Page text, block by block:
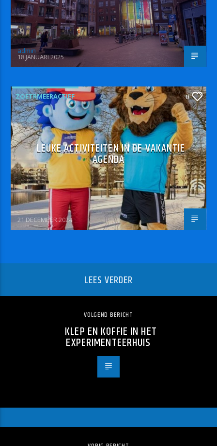
admin
18 JANUARI 2025
ZOETRMEERACTIEF 0
LEUKE ACTIVITEITEN IN DE VAKANTIE
AGENDA
21 DECEMBER 2024
LEES VERDER
VOLGEND BERICHT
KLEP EN KOFFIE IN HET
EXPERIMENTEERHUIS